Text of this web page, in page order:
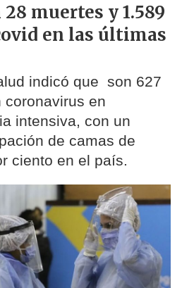
muertes y 1.589
en las últimas
indicó que son 627
coronavirus en
intensiva, con un
de camas de
ciento en el país.